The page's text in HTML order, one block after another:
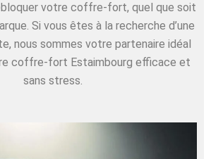
votre coffre-fort, quel que soit
Si vous êtes à la recherche d’une
nous sommes votre partenaire idéal
coffre-fort Estaimbourg efficace et
sans stress.